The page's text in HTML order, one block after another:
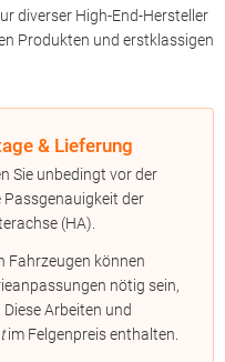
diverser High-End-Hersteller
Produkten und erstklassigen
& Lieferung
Sie unbedingt vor der
der
(HA).
Fahrzeugen können
nötig sein,
Arbeiten und
im Felgenpreis enthalten.